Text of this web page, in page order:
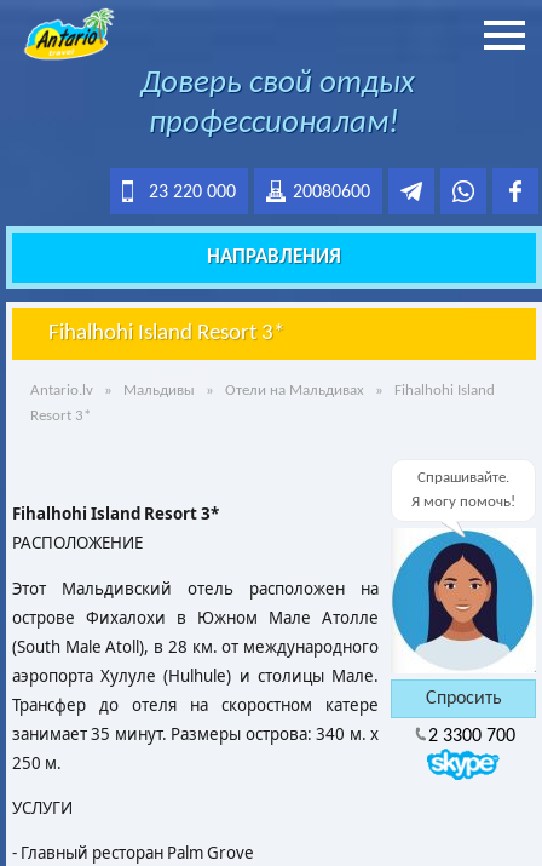
Доверь свой отдых
профессионалам!
20080600
23 220 000
НАПРАВЛЕНИЯ
Fihalhohi Island Resort 3*
Antario.lv » Мальдивы » Отели на Мальдивах » Fihalhohi Island
Resort 3*
Спрашивайте.
Я могу помочь!
2 3300 700
Fihalhohi Island Resort 3*
РАСПОЛОЖЕНИЕ
Этот Мальдивский отель расположен на
острове Фихалохи в Южном Мале Атолле
(South Male Atoll), в 28 км. от международного
аэропорта Хулуле (Hulhule) и столицы Мале.
Трансфер до отеля на скоростном катере
занимает 35 минут. Размеры острова: 340 м. x
250 м.
УСЛУГИ
- Главный ресторан Palm Grove